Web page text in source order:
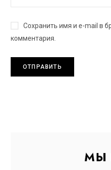
Сохранить имя и e-mail в
комментария.